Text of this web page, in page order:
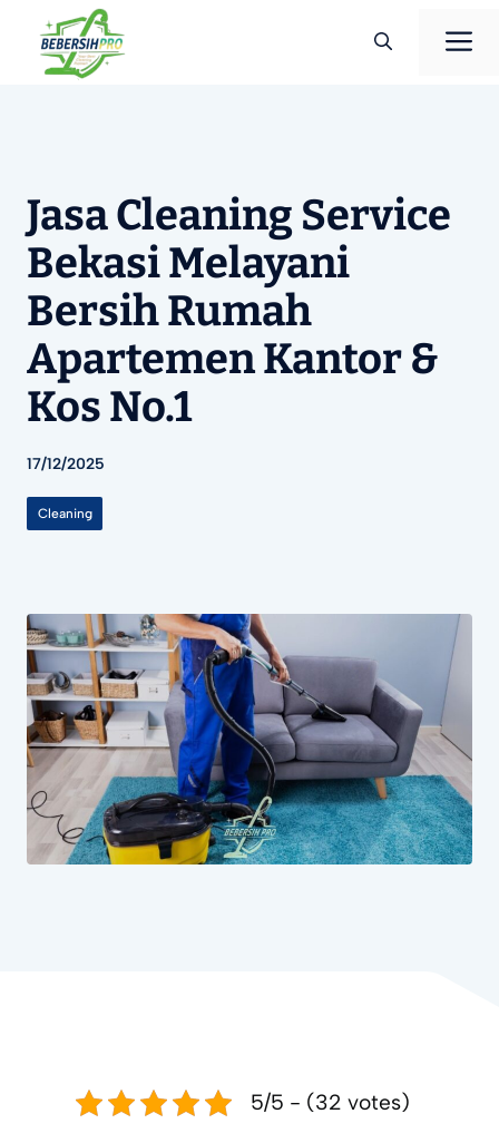
Langsung
Jasa Cleaning Service
Bekasi Melayani
Bersih Rumah
Apartemen Kantor &
Kos No.1
17/12/2025
Cleaning
5/5 - (32 votes)